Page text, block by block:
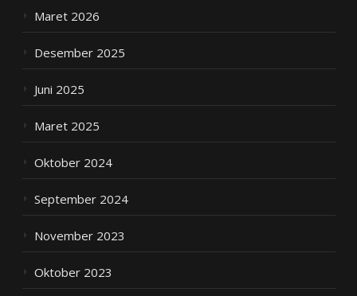
Maret 2026
Desember 2025
Juni 2025
Maret 2025
Oktober 2024
September 2024
November 2023
Oktober 2023